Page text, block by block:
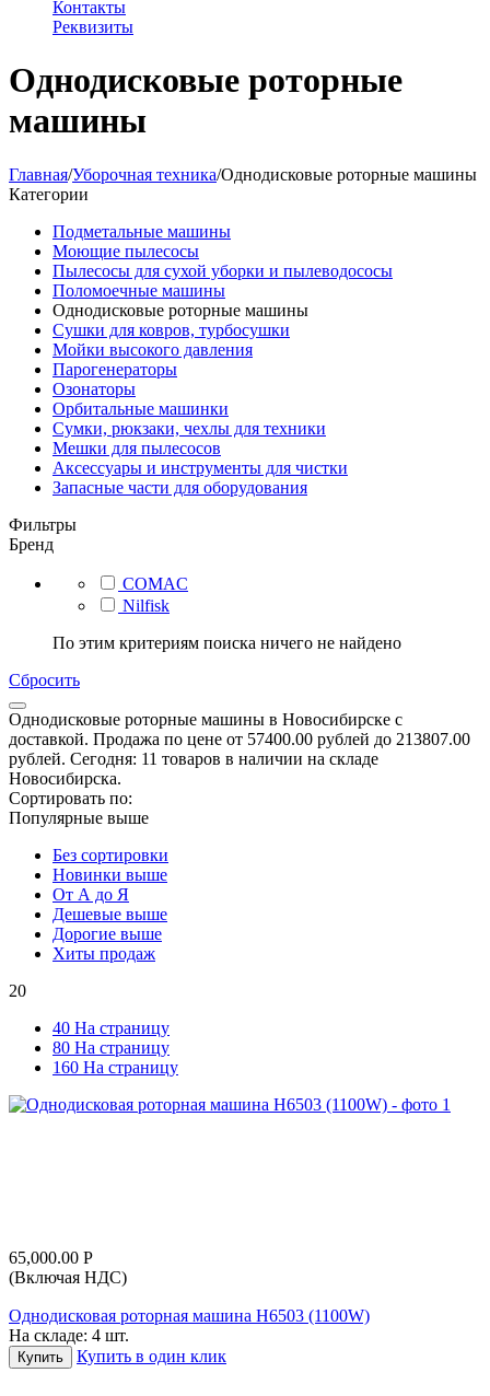
Контакты
Реквизиты
Однодисковые роторные
машины
Главная/Уборочная техника/Однодисковые роторные машины
Категории
Подметальные машины
Моющие пылесосы
Пылесосы для сухой уборки и пылеводососы
Поломоечные машины
Однодисковые роторные машины
Сушки для ковров, турбосушки
Мойки высокого давления
Парогенераторы
Озонаторы
Орбитальные машинки
Сумки, рюкзаки, чехлы для техники
Мешки для пылесосов
Аксессуары и инструменты для чистки
Запасные части для оборудования
Фильтры
Бренд
COMAC
Nilfisk
По этим критериям поиска ничего не найдено
Сбросить
Однодисковые роторные машины в Новосибирске с
доставкой. Продажа по цене от 57400.00 рублей до 213807.00
рублей. Сегодня: 11 товаров в наличии на складе
Новосибирска.
Сортировать по:
Популярные выше
Без сортировки
Новинки выше
От А до Я
Дешевые выше
Дорогие выше
Хиты продаж
20
40 На страницу
80 На страницу
160 На страницу
65,000.00 Р
(Включая НДС)
Однодисковая роторная машина H6503 (1100W)
На складе: 4 шт.
Купить Купить в один клик